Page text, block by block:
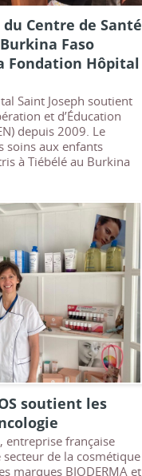
Centre de Santé
Faso
Fondation Hôpital
Saint Joseph soutient
et d’Éducation
depuis 2009. Le
soins aux enfants
à Tiébélé au Burkina
soutient les
entreprise française
secteur de la cosmétique
marques BIODERMA et